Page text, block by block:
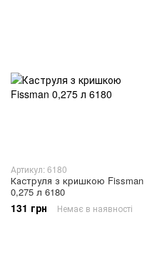
Артикул: 6180
Каструля з кришкою Fissman
0,275 л 6180
131 грн Немає в наявності